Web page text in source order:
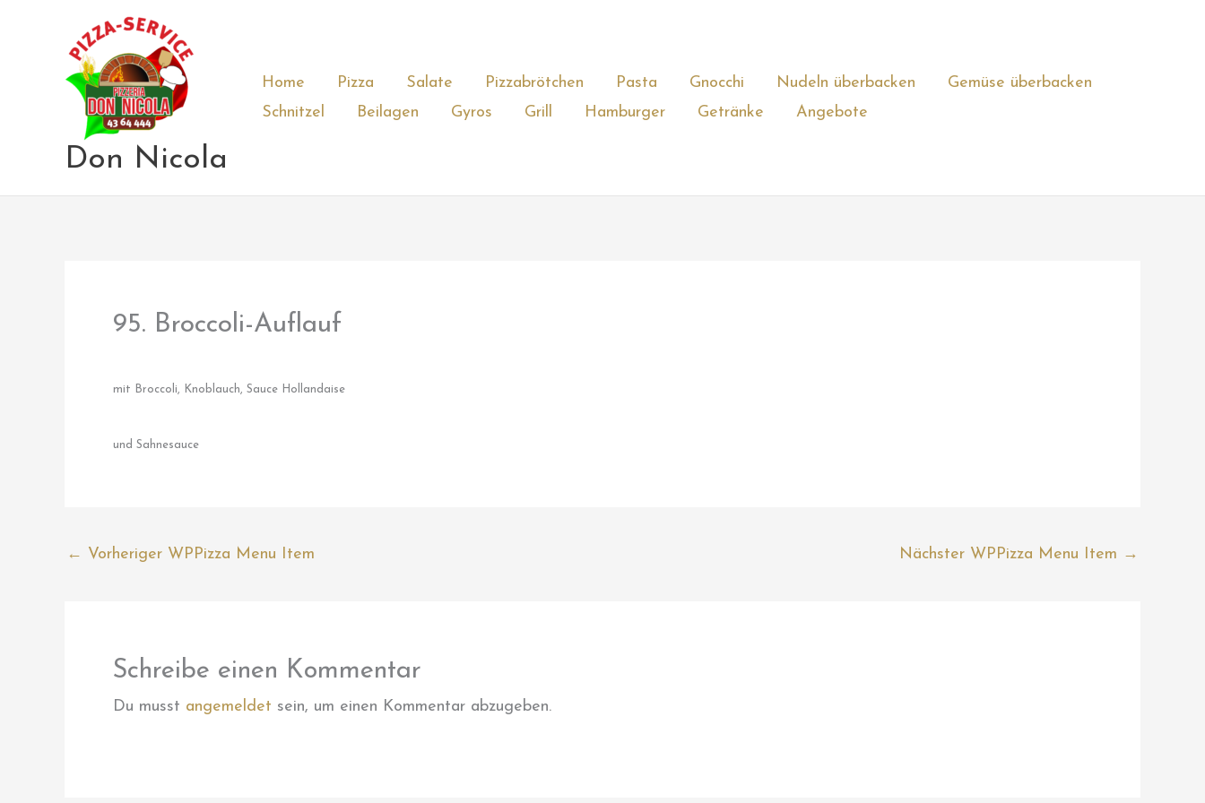
Don Nicola
Home Pizza Salate Pizzabrötchen Pasta Gnocchi Nudeln überbacken
Gemüse überbacken
Schnitzel
Beilagen Gyros Grill Hamburger Getränke Angebote
95. Broccoli-Auflauf
mit Broccoli, Knoblauch, Sauce Hollandaise
und Sahnesauce
← Vorheriger WPPizza Menu Item Nächster WPPizza Menu Item →
Schreibe einen Kommentar
Du musst angemeldet sein, um einen Kommentar abzugeben.